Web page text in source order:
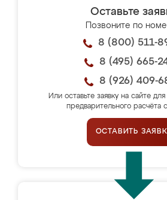
Оставьте
Позвоните по
8 (800) 511-
8 (495) 665-
8 (926) 409-
Или оставьте заявку на сайте для
предварительного расчёта
ОСТАВИТЬ